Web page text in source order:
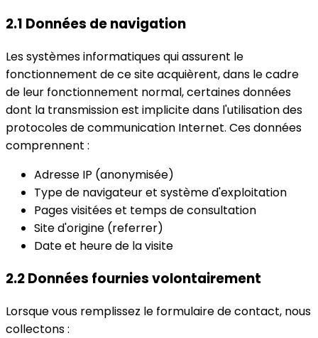
2.1 Données de navigation
Les systèmes informatiques qui assurent le
fonctionnement de ce site acquièrent, dans le cadre
de leur fonctionnement normal, certaines données
dont la transmission est implicite dans l'utilisation des
protocoles de communication Internet. Ces données
comprennent :
Adresse IP (anonymisée)
Type de navigateur et système d'exploitation
Pages visitées et temps de consultation
Site d'origine (referrer)
Date et heure de la visite
2.2 Données fournies volontairement
Lorsque vous remplissez le formulaire de contact, nous
collectons :